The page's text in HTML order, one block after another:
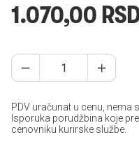
1.070,00
PDV uračunat u cenu, nema
Isporuka porudžbina koje
cenovniku kurirske službe.